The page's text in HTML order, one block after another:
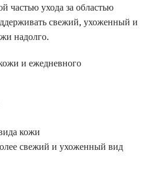
частью ухода за областью
свежий, ухоженный и
надолго.
и ежедневного
кожи
свежий и ухоженный вид